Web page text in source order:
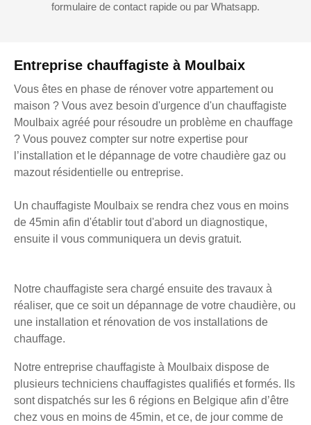
Entreprise chauffagiste à Moulbaix
Vous êtes en phase de rénover votre appartement ou
maison ? Vous avez besoin d'urgence d'un chauffagiste
Moulbaix agréé pour résoudre un problème en chauffage
? Vous pouvez compter sur notre expertise pour
l’installation et le dépannage de votre chaudière gaz ou
mazout résidentielle ou entreprise.
Un chauffagiste Moulbaix se rendra chez vous en moins
de 45min afin d'établir tout d'abord un diagnostique,
ensuite il vous communiquera un devis gratuit.
Notre chauffagiste sera chargé ensuite des travaux à
réaliser, que ce soit un dépannage de votre chaudière, ou
une installation et rénovation de vos installations de
chauffage.
Notre entreprise chauffagiste à Moulbaix dispose de
plusieurs techniciens chauffagistes qualifiés et formés. Ils
sont dispatchés sur les 6 régions en Belgique afin d’être
chez vous en moins de 45min, et ce, de jour comme de
formulaire de contact rapide ou par Whatsapp.